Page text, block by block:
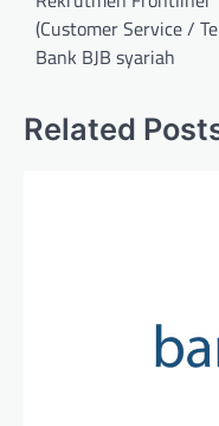
(Customer Service /
Bank BJB syariah
Related